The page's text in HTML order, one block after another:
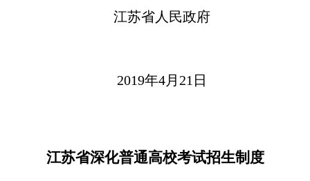
江苏省人民政府
2019年4月21日
江苏省深化普通高校考试招生制度